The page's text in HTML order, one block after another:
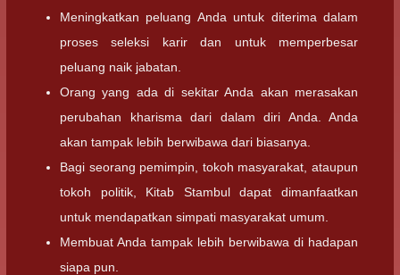
Meningkatkan peluang Anda untuk diterima dalam
proses seleksi karir dan untuk memperbesar
peluang naik jabatan.
Orang yang ada di sekitar Anda akan merasakan
perubahan kharisma dari dalam diri Anda. Anda
akan tampak lebih berwibawa dari biasanya.
Bagi seorang pemimpin, tokoh masyarakat, ataupun
tokoh politik, Kitab Stambul dapat dimanfaatkan
untuk mendapatkan simpati masyarakat umum.
Membuat Anda tampak lebih berwibawa di hadapan
siapa pun.